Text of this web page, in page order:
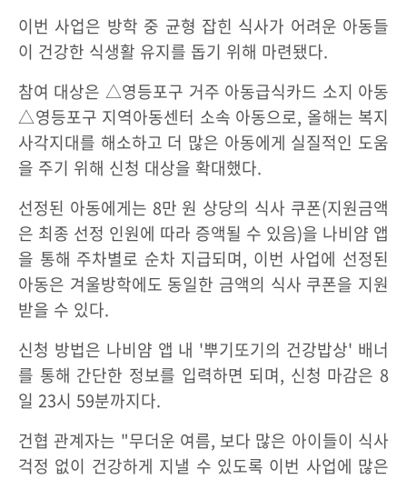
이번 사업은 방학 중 균형 잡힌 식사가 어려운 아동들
이 건강한 식생활 유지를 돕기 위해 마련됐다.
참여 대상은 △영등포구 거주 아동급식카드 소지 아동
△영등포구 지역아동센터 소속 아동으로, 올해는 복지
사각지대를 해소하고 더 많은 아동에게 실질적인 도움
을 주기 위해 신청 대상을 확대했다.
선정된 아동에게는 8만 원 상당의 식사 쿠폰(지원금액
은 최종 선정 인원에 따라 증액될 수 있음)을 나비얌 앱
을 통해 주차별로 순차 지급되며, 이번 사업에 선정된
아동은 겨울방학에도 동일한 금액의 식사 쿠폰을 지원
받을 수 있다.
신청 방법은 나비얌 앱 내 '뿌기또기의 건강밥상' 배너
를 통해 간단한 정보를 입력하면 되며, 신청 마감은 8
일 23시 59분까지다.
건협 관계자는 "무더운 여름, 보다 많은 아이들이 식사
걱정 없이 건강하게 지낼 수 있도록 이번 사업에 많은